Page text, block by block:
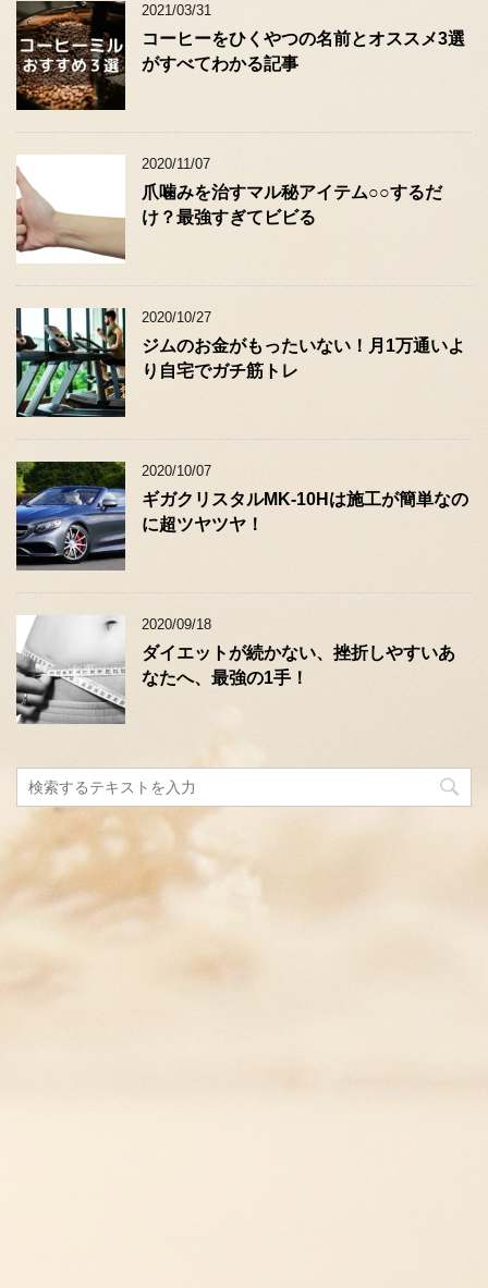
2021/03/31
コーヒーをひくやつの名前とオススメ3選
がすべてわかる記事
2020/11/07
爪噛みを治すマル秘アイテム○○するだ
け？最強すぎてビビる
2020/10/27
ジムのお金がもったいない！月1万通いよ
り自宅でガチ筋トレ
2020/10/07
ギガクリスタルMK-10Hは施工が簡単なの
に超ツヤツヤ！
2020/09/18
ダイエットが続かない、挫折しやすいあ
なたへ、最強の1手！